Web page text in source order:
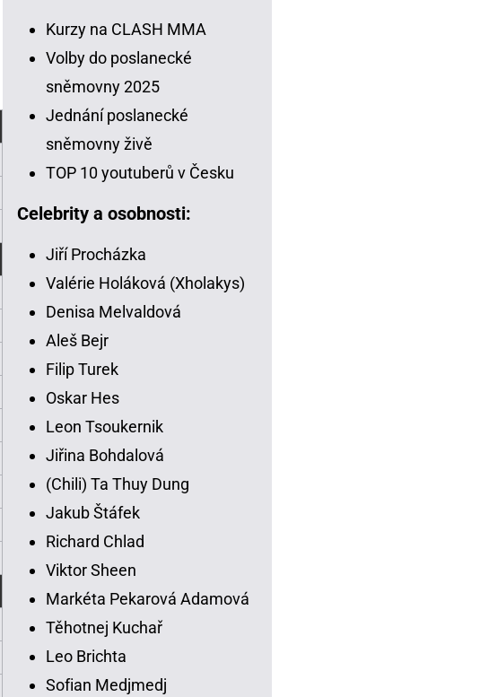
Kurzy na CLASH MMA
Volby do poslanecké
sněmovny 2025
Jednání poslanecké
sněmovny živě
TOP 10 youtuberů v Česku
Celebrity a osobnosti:
Jiří Procházka
Valérie Holáková (Xholakys)
Denisa Melvaldová
Aleš Bejr
Filip Turek
Oskar Hes
Leon Tsoukernik
Jiřina Bohdalová
(Chili) Ta Thuy Dung
Jakub Štáfek
Richard Chlad
Viktor Sheen
Markéta Pekarová Adamová
Těhotnej Kuchař
Leo Brichta
Sofian Medjmedj